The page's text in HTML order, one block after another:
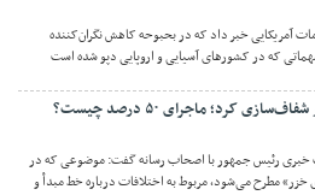
آمریکایی خبر داد که در بحبوحه کاهش نگران‌کننده
که در کشورهای آسیایی و اروپایی دپو شده است
کرد؛ ماجرای ۵۰ درصد چیست؟
خبری رئیس جمهور با اصحاب رسانه گفت: موضوعی که در
خزر» مطرح می‌شود، مربوط به اختلافات درباره خط مبدأ و